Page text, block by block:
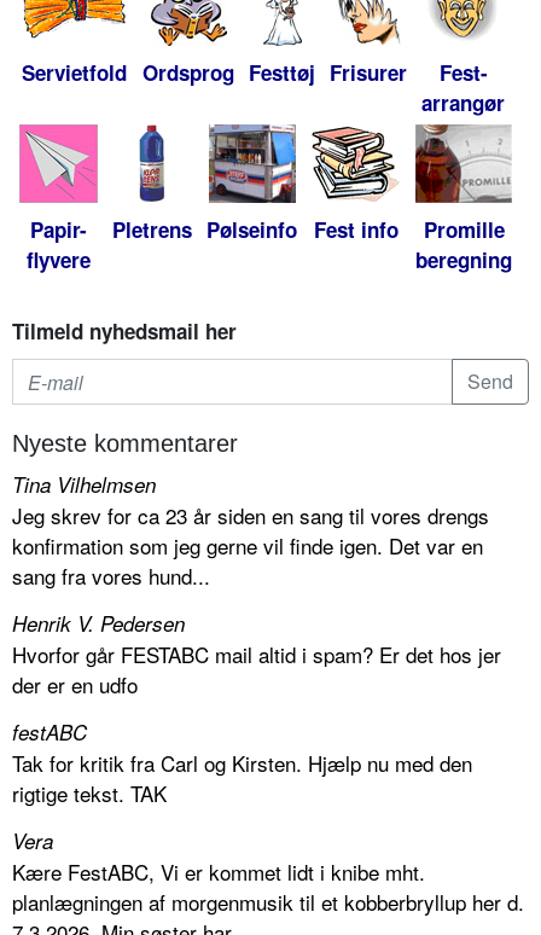
Servietfold Ordsprog Festtøj Frisurer
Fest-
arrangør
Papir-
flyvere
Pletrens Pølseinfo Fest info
Promille
beregning
Tilmeld nyhedsmail her
Nyeste kommentarer
Tina Vilhelmsen
Jeg skrev for ca 23 år siden en sang til vores drengs
konfirmation som jeg gerne vil finde igen. Det var en
sang fra vores hund...
Henrik V. Pedersen
Hvorfor går FESTABC mail altid i spam? Er det hos jer
der er en udfo
festABC
Tak for kritik fra Carl og Kirsten. Hjælp nu med den
rigtige tekst. TAK
Vera
Kære FestABC, Vi er kommet lidt i knibe mht.
planlægningen af morgenmusik til et kobberbryllup her d.